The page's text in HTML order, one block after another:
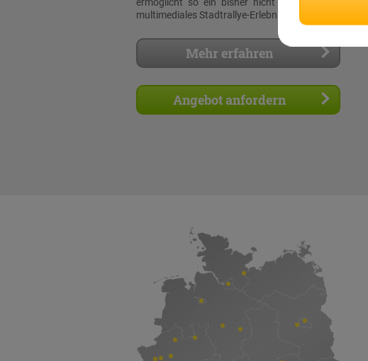
multimediales Stadtrallye-Erlebnis!
Mehr erfahren
Angebot anfordern